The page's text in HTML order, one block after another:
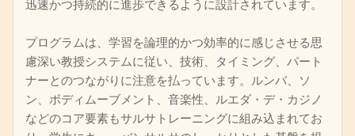
迅速かつ持続的に進歩できるように設計されています。
プログラムは、学習を論理的かつ効率的に感じさせる思
慮深い教授システムに従い、技術、タイミング、パート
ナーとのつながりに注意を払っています。ルンバ、ソ
ン、ボディムーブメント、音楽性、ルエダ・デ・カジノ
などのコア要素もサルサトレーニングに組み込まれてお